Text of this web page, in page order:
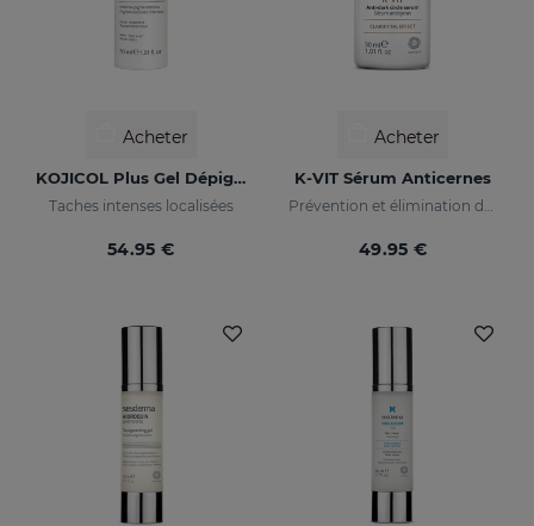
Acheter
KOJICOL Plus Gel Dépigmentant
Taches intenses localisées
54.95 €
Acheter
K-VIT Sérum Anticernes
Prévention et élimination des cernes
49.95 €